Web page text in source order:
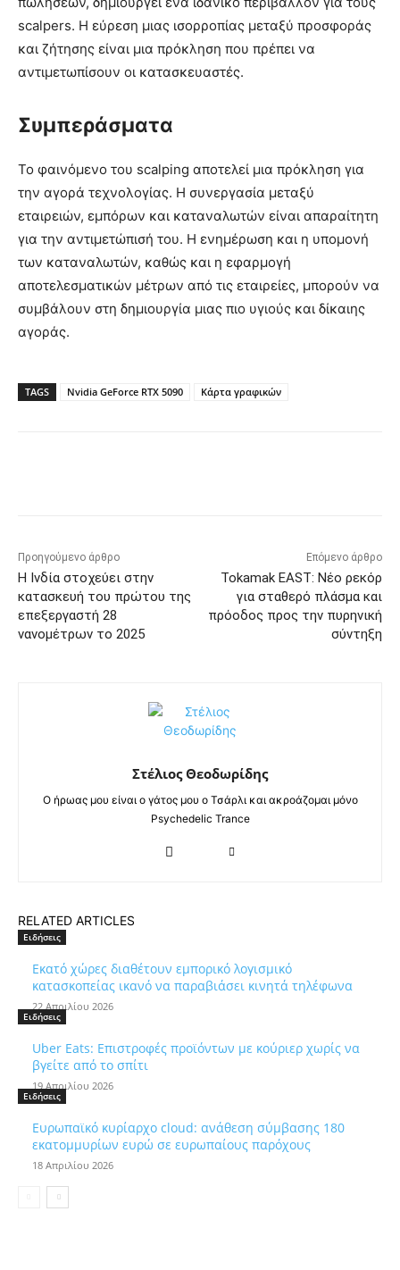
scalpers. Η εύρεση μιας ισορροπίας μεταξύ προσφοράς
και ζήτησης είναι μια πρόκληση που πρέπει να
αντιμετωπίσουν οι κατασκευαστές.
Συμπεράσματα
Το φαινόμενο του scalping αποτελεί μια πρόκληση για
την αγορά τεχνολογίας. Η συνεργασία μεταξύ
εταιρειών, εμπόρων και καταναλωτών είναι απαραίτητη
για την αντιμετώπισή του. Η ενημέρωση και η υπομονή
των καταναλωτών, καθώς και η εφαρμογή
αποτελεσματικών μέτρων από τις εταιρείες, μπορούν να
συμβάλουν στη δημιουργία μιας πιο υγιούς και δίκαιης
αγοράς.
TAGS Nvidia GeForce RTX 5090 Κάρτα γραφικών
Προηγούμενο άρθρο
Η Ινδία στοχεύει στην
κατασκευή του πρώτου της
επεξεργαστή 28
νανομέτρων το 2025
Επόμενο άρθρο
Tokamak EAST: Νέο ρεκόρ
για σταθερό πλάσμα και
πρόοδος προς την πυρηνική
σύντηξη
Στέλιος Θεοδωρίδης
Ο ήρωας μου είναι ο γάτος μου ο Τσάρλι και ακροάζομαι μόνο
Psychedelic Trance
RELATED ARTICLES
Ειδήσεις
Εκατό χώρες διαθέτουν εμπορικό λογισμικό
κατασκοπείας ικανό να παραβιάσει κινητά τηλέφωνα
22 Απριλίου 2026
Ειδήσεις
Uber Eats: Επιστροφές προϊόντων με κούριερ χωρίς να
βγείτε από το σπίτι
19 Απριλίου 2026
Ειδήσεις
Ευρωπαϊκό κυρίαρχο cloud: ανάθεση σύμβασης 180
εκατομμυρίων ευρώ σε ευρωπαίους παρόχους
18 Απριλίου 2026